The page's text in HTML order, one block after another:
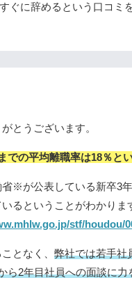
ぐに辞めるという口コミ
とうございます。
での平均離職率は18％と
※が公表している新卒3
るということがわかりま
stf/houdou/
となく、 弊社では若手社
ら2年目社員への面談に力